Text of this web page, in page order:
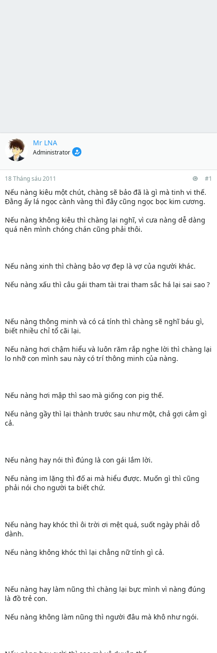
Mr LNA
Administrator
18 Tháng sáu 2011 #1
Nếu nàng kiêu một chút, chàng sẽ bảo đã là gì mà tinh vi thế.
Đằng ấy lá ngọc cành vàng thì đây cũng ngọc bọc kim cương.
Nếu nàng không kiêu thì chàng lại nghĩ, vì cưa nàng dễ dàng
quá nên mình chóng chán cũng phải thôi.
Nếu nàng xinh thì chàng bảo vợ đẹp là vợ của người khác.
Nếu nàng xấu thì câu gái tham tài trai tham sắc há lại sai sao ?
Nếu nàng thông minh và có cá tính thì chàng sẽ nghĩ báu gì,
biết nhiều chỉ tổ cãi lại.
Nếu nàng hơi chậm hiểu và luôn răm rắp nghe lời thì chàng lại
lo nhỡ con mình sau này có trí thông minh của nàng.
Nếu nàng hơi mập thì sao mà giống con pig thế.
Nếu nàng gầy thì lại thành trước sau như một, chả gợi cảm gì
cả.
Nếu nàng hay nói thì đúng là con gái lắm lời.
Nếu nàng im lặng thì đố ai mà hiểu được. Muốn gì thì cũng
phải nói cho người ta biết chứ.
Nếu nàng hay khóc thì ôi trời ơi mệt quá, suốt ngày phải dỗ
dành.
Nếu nàng không khóc thì lại chẳng nữ tính gì cả.
Nếu nàng hay làm nũng thì chàng lại bực mình vì nàng đúng
là đồ trẻ con.
Nếu nàng không làm nũng thì người đâu mà khô như ngói.